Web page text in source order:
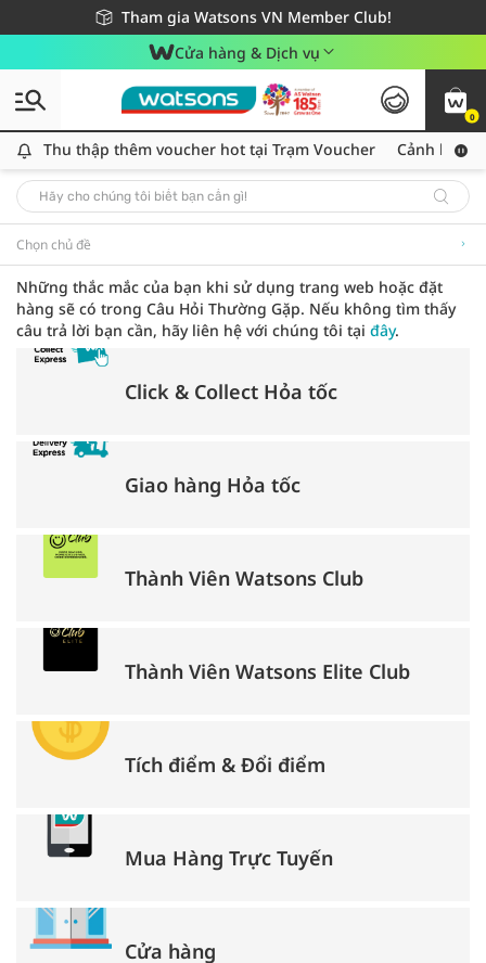
Tham gia Watsons VN Member Club!
Miễn phí giao hàng cho đơn hàng từ 249,000Đ
Giao hàng nhanh 24h - Áp dụng khu vực TP. Hồ Chí Minh
Cửa hàng & Dịch vụ
0
Thu thập thêm voucher hot tại Trạm Voucher
Thu thập thêm voucher hot tại Trạm Voucher Cảnh báo
Chọn chủ đề
Những thắc mắc của bạn khi sử dụng trang web hoặc đặt
hàng sẽ có trong Câu Hỏi Thường Gặp. Nếu không tìm thấy
câu trả lời bạn cần, hãy liên hệ với chúng tôi tại đây.
Click & Collect Hỏa tốc
Giao hàng Hỏa tốc
Thành Viên Watsons Club
Thành Viên Watsons Elite Club
Tích điểm & Đổi điểm
Mua Hàng Trực Tuyến
Cửa hàng